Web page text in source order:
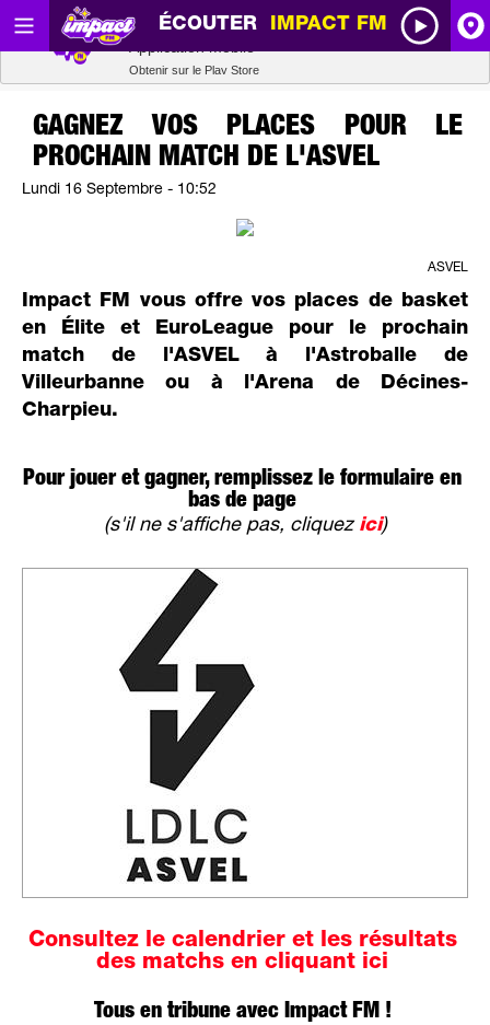
ÉCOUTER IMPACT FM
GAGNEZ VOS PLACES POUR LE
PROCHAIN MATCH DE L'ASVEL
Lundi 16 Septembre - 10:52
ASVEL
Impact FM vous offre vos places de basket
en Élite et EuroLeague pour le prochain
match de l'ASVEL à l'Astroballe de
Villeurbanne ou à l'Arena de Décines-
Charpieu.
Pour jouer et gagner, remplissez le formulaire en
bas de page
(s'il ne s'affiche pas, cliquez ici)
Consultez le calendrier et les résultats
des matchs en cliquant ici
Tous en tribune avec Impact FM !
Radio SCOOP
Obtenir sur le Play Store
Télécharger